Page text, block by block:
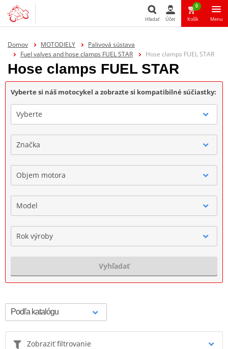
Hľadať Účet
0
Košík Menu
Domov MOTODIELY
Palivová sústava
Fuel valves and hose clamps FUEL STAR
Hose clamps FUEL STAR
Hose clamps FUEL STAR
Vyberte si náš motocykel a zobrazte si kompatibilné súčiastky:
Vyberte
Značka
Objem motora
Model
Rok výroby
Vyhľadať
Zobraziť filtrovanie